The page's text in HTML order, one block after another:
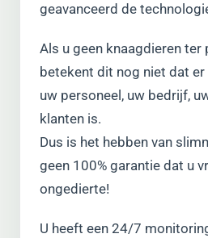
geavanceerd de
Als u geen knaagdieren ter
betekent dit nog niet dat
uw personeel, uw bedrijf,
klanten is.
Dus is het hebben van
geen 100% garantie dat u
ongedierte!
U heeft een 24/7